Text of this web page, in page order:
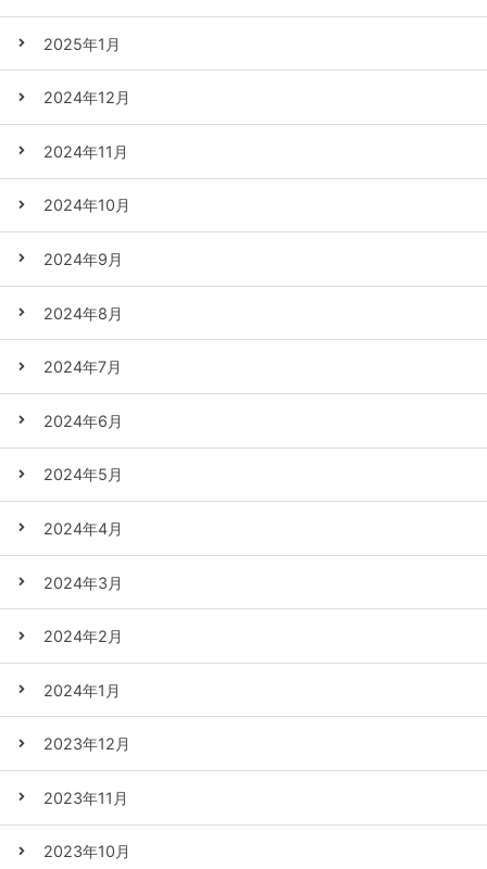
2025年1月
2024年12月
2024年11月
2024年10月
2024年9月
2024年8月
2024年7月
2024年6月
2024年5月
2024年4月
2024年3月
2024年2月
2024年1月
2023年12月
2023年11月
2023年10月